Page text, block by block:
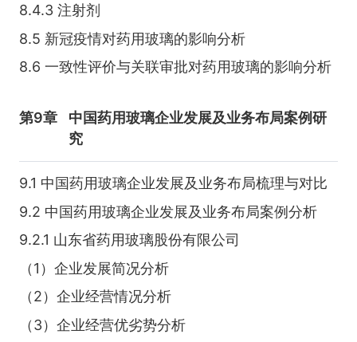
8.4.3 注射剂
8.5 新冠疫情对药用玻璃的影响分析
8.6 一致性评价与关联审批对药用玻璃的影响分析
第9章
中国药用玻璃企业发展及业务布局案例研
究
9.1 中国药用玻璃企业发展及业务布局梳理与对比
9.2 中国药用玻璃企业发展及业务布局案例分析
9.2.1 山东省药用玻璃股份有限公司
（1）企业发展简况分析
（2）企业经营情况分析
（3）企业经营优劣势分析